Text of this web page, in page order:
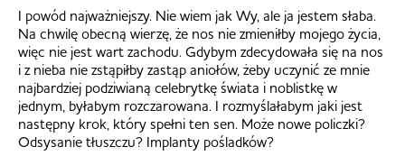
I powód najważniejszy. Nie wiem jak Wy, ale ja jestem słaba.
Na chwilę obecną wierzę, że nos nie zmieniłby mojego życia,
więc nie jest wart zachodu. Gdybym zdecydowała się na nos
i z nieba nie zstąpiłby zastąp aniołów, żeby uczynić ze mnie
najbardziej podziwianą celebrytkę świata i noblistkę w
jednym, byłabym rozczarowana. I rozmyślałabym jaki jest
następny krok, który spełni ten sen. Może nowe policzki?
Odsysanie tłuszczu? Implanty pośladków?